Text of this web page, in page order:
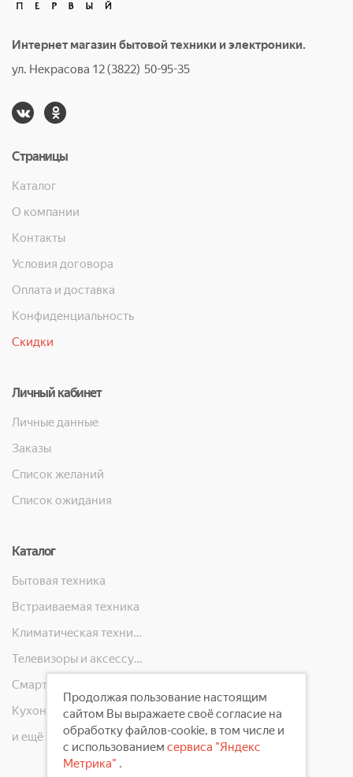
Интернет магазин бытовой техники и электроники.
ул. Некрасова 12 (3822) 50-95-35
Страницы
Каталог
О компании
Контакты
Условия договора
Оплата и доставка
Конфиденциальность
Скидки
Личный кабинет
Личные данные
Заказы
Список желаний
Список ожидания
Каталог
Бытовая техника
Встраиваемая техника
Климатическая техника
Телевизоры и аксессуары
Кухонная техника
и ещё 10 категорий
Продолжая пользование настоящим
сайтом Вы выражаете своё согласие на
обработку файлов-cookie, в том числе и
с использованием сервиса "Яндекс
Метрика" .